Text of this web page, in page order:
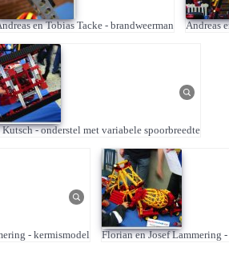
en Tobias Tacke - brandweerman Andreas
- onderstel met variabele spoorbreedte
- kermismodel Florian en Josef Lammering